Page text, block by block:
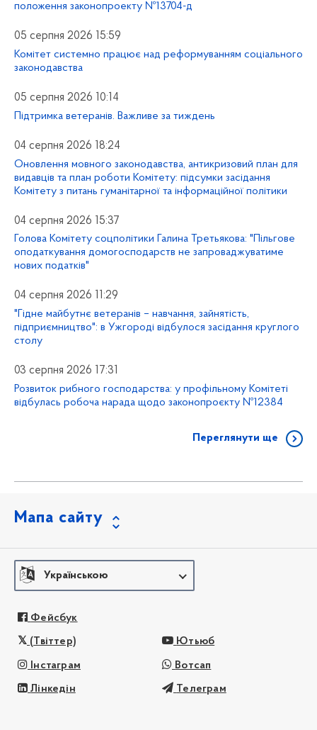
положення законопроекту №13704-д
05 серпня 2026 15:59
Комітет системно працює над реформуванням соціального
законодавства
05 серпня 2026 10:14
Підтримка ветеранів. Важливе за тиждень
04 серпня 2026 18:24
Оновлення мовного законодавства, антикризовий план для
видавців та план роботи Комітету: підсумки засідання
Комітету з питань гуманітарної та інформаційної політики
04 серпня 2026 15:37
Голова Комітету соцполітики Галина Третьякова: "Пільгове
оподаткування домогосподарств не запроваджуватиме
нових податків"
04 серпня 2026 11:29
"Гідне майбутнє ветеранів – навчання, зайнятість,
підприємництво": в Ужгороді відбулося засідання круглого
столу
03 серпня 2026 17:31
Розвиток рибного господарства: у профільному Комітеті
відбулась робоча нарада щодо законопроєкту №12384
Переглянути ще
Мапа сайту
Українською
Фейсбук
(Твіттер) Ютьюб
Інстаграм Вотсап
Лінкедін Телеграм